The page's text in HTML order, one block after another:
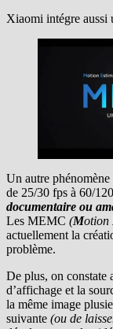
Xiaomi intégre aussi
Un autre phénomène
de 25/30 fps à 60/
documentaire ou
Les MEMC (Motion
actuellement la
problème.
De plus, on constate
d’affichage et la
la même image
suivante (ou de